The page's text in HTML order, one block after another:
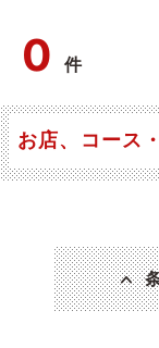
0件
お店、コース